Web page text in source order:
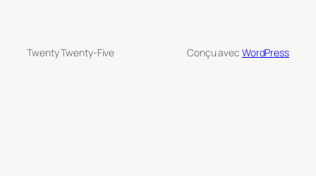
Twenty Twenty-Five Conçu avec WordPress